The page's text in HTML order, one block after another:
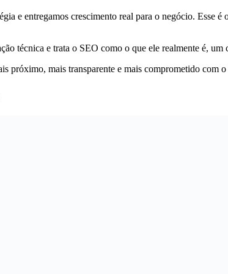
e entregamos crescimento real para o negócio.
técnica e trata o SEO como o que ele realmente é, um
próximo, mais transparente e mais comprometido com